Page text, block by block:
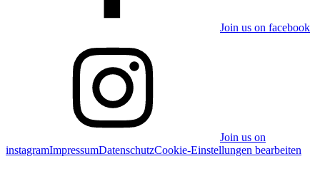
Join us on facebook
Join us on
instagramImpressumDatenschutzCookie-Einstellungen bearbeiten